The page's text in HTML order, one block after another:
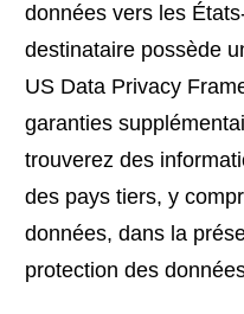
données vers les
destinataire possède
US Data Privacy
garanties
trouverez des
des pays tiers, y
données, dans la
protection des